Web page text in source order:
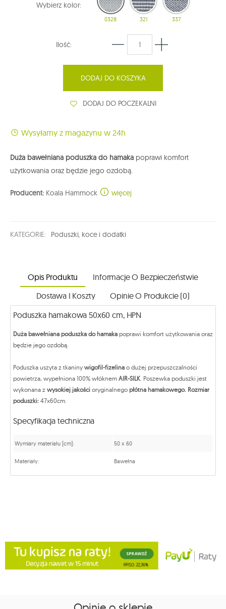
Wybierz kolor:
0328 321 337
Ilość:
DODAJ DO KOSZYKA
DODAJ DO POCZEKALNI
Wysyłamy z magazynu w 24h
Duża bawełniana poduszka do hamaka poprawi komfort
użytkowania oraz będzie jego ozdobą.
Producent: Koala Hammock więcej
KATEGORIE: Poduszki, koce i dodatki
Opis Produktu
Informacje O Bezpieczeństwie
Dostawa I Koszty
Opinie O Produkcie (0)
Poduszka hamakowa 50x60 cm, HPN
Duża bawełniana poduszka do hamaka poprawi komfort użytkowania oraz
będzie jego ozdobą.
Poduszka uszyta z tkaniny wigofil-fizelina o dużej przepuszczalności
powietrza, wypełniona 100% włóknem AIR-SILK . Poszewka poduszki jest
wykonana z wysokiej jakości oryginalnego płótna hamakowego. Rozmiar
poduszki: 47x60cm.
Specyfikacja techniczna
Wymiary materiału [cm]: 50 x 60
Materiały: Bawełna